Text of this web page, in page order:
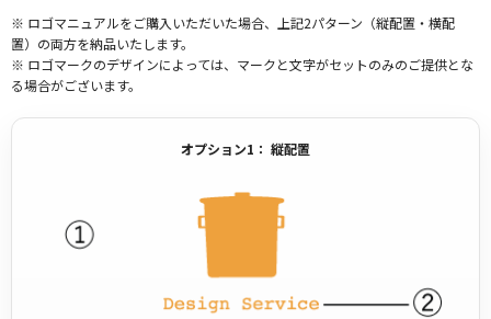
※ ロゴマニュアルをご購入いただいた場合、上記2パターン（縦配置・横配
置）の両方を納品いたします。
※ ロゴマークのデザインによっては、マークと文字がセットのみのご提供とな
る場合がございます。
オプション1： 縦配置